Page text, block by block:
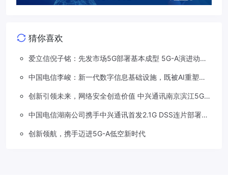
猜你喜欢
爱立信倪子铭：先发市场5G部署基本成型 5G-A演进动能
中国电信李峻：新一代数字信息基础设施，既被AI重塑，
创新引领未来，网络安全创造价值 中兴通讯南京滨江5G工
中国电信湖南公司携手中兴通讯首发2.1G DSS连片部署助
创新领航，携手迈进5G-A低空新时代